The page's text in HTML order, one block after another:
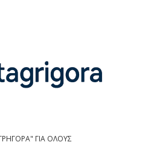
ΓΙΑ ΟΛΟΥΣ